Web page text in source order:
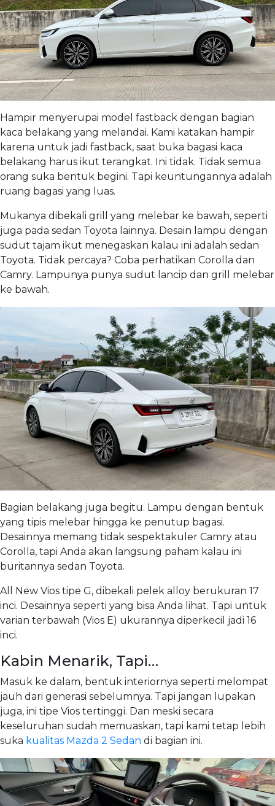
Hampir menyerupai model fastback dengan bagian
kaca belakang yang melandai. Kami katakan hampir
karena untuk jadi fastback, saat buka bagasi kaca
belakang harus ikut terangkat. Ini tidak. Tidak semua
orang suka bentuk begini. Tapi keuntungannya adalah
ruang bagasi yang luas.
Mukanya dibekali grill yang melebar ke bawah, seperti
juga pada sedan Toyota lainnya. Desain lampu dengan
sudut tajam ikut menegaskan kalau ini adalah sedan
Toyota. Tidak percaya? Coba perhatikan Corolla dan
Camry. Lampunya punya sudut lancip dan grill melebar
ke bawah.
Bagian belakang juga begitu. Lampu dengan bentuk
yang tipis melebar hingga ke penutup bagasi.
Desainnya memang tidak sespektakuler Camry atau
Corolla, tapi Anda akan langsung paham kalau ini
buritannya sedan Toyota.
All New Vios tipe G, dibekali pelek alloy berukuran 17
inci. Desainnya seperti yang bisa Anda lihat. Tapi untuk
varian terbawah (Vios E) ukurannya diperkecil jadi 16
inci.
Kabin Menarik, Tapi…
Masuk ke dalam, bentuk interiornya seperti melompat
jauh dari generasi sebelumnya. Tapi jangan lupakan
juga, ini tipe Vios tertinggi. Dan meski secara
keseluruhan sudah memuaskan, tapi kami tetap lebih
suka kualitas Mazda 2 Sedan di bagian ini.